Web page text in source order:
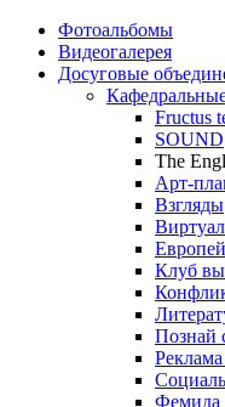
Фотоальбомы
Видеогалерея
Досуговые
Fructus
SOUND
The
Арт-
Взгляды
Клуб
Познай
Фемида